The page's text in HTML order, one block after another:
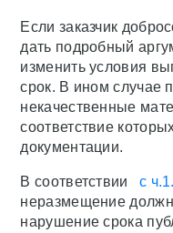
Если заказчик
дать подробный
изменить условия
срок. В ином случае
некачественные
соответствие
документации.
В соответствии с
неразмещение
нарушение срока